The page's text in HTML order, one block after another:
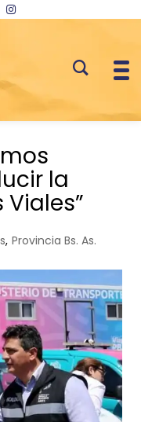
la
, Provincia Bs. As.